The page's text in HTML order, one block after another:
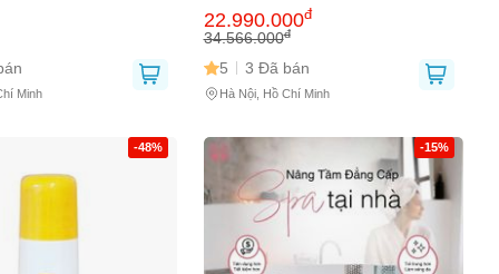
Tổn Thương, Cho Làn
và Tươi Trẻ
Minh
Nuskin - Giải pháp hiệu quả cho
vóc dáng trẻ trung và tươi đẹp
22.990.000đ
34.566.000đ
5 3 Đã bán
Hà Nội, Hồ Chí Minh
-48% -15%